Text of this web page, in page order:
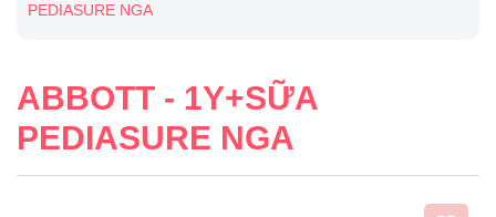
PEDIASURE NGA
ABBOTT - 1Y+SỮA
PEDIASURE NGA